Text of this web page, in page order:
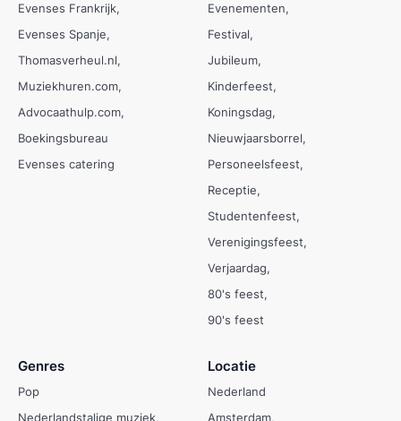
Evenses Frankrijk
Evenses Spanje
Thomasverheul.nl
Muziekhuren.com
Advocaathulp.com
Boekingsbureau
Evenses catering
Evenementen
Festival
Jubileum
Kinderfeest
Koningsdag
Nieuwjaarsborrel
Personeelsfeest
Receptie
Studentenfeest
Verenigingsfeest
Verjaardag
80's feest
90's feest
Genres
Pop
Nederlandstalige muziek
Locatie
Nederland
Amsterdam